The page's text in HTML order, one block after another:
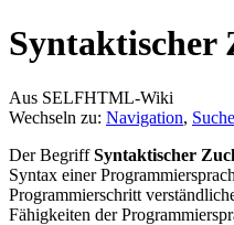
Syntaktischer
Aus SELFHTML-Wiki
Wechseln zu: Navigation, Suche
Der BegriffSyntaktischer
Syntax einer
Programmierschritt
Fähigkeiten der